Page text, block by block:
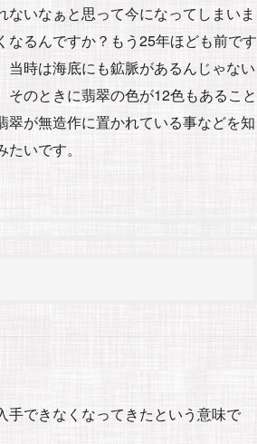
いなぁと思って今になってしまいま
なるんですか？もう25年ほども前です
時は海底にも鉱脈があるんじゃない
のときに翡翠の色が12色もあること
が無造作に置かれている事などを知
いです。
手できなくなってきたという意味で